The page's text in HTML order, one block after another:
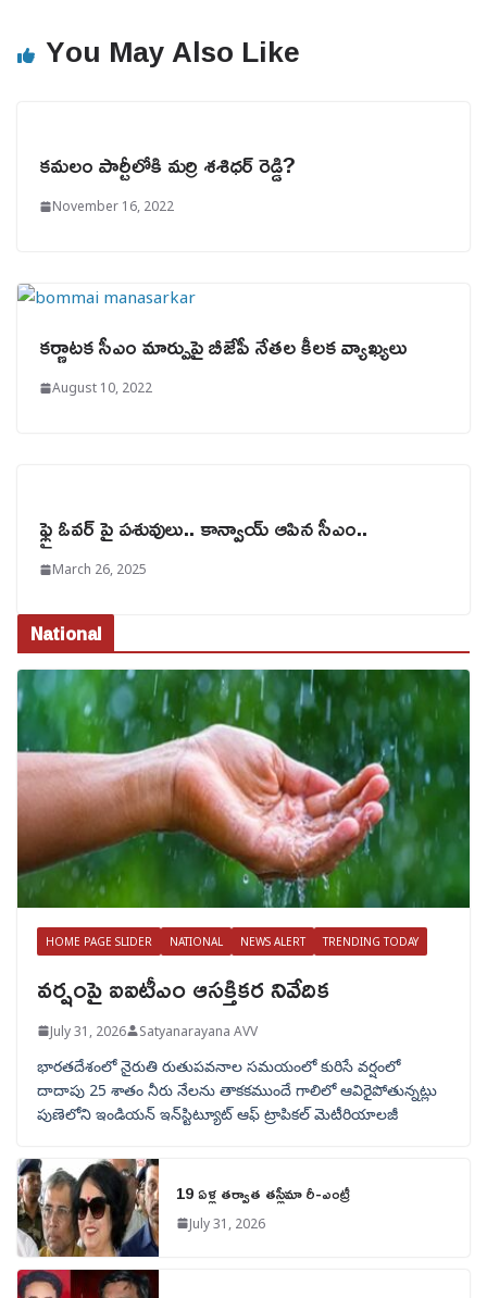
You May Also Like
కమలం పార్టీలోకి మర్రి శశిధర్‌ రెడ్డి?
November 16, 2022
కర్ణాటక సీఎం మార్పుపై బీజేపీ నేతల కీలక వ్యాఖ్యలు
August 10, 2022
ఫ్లై ఓవర్ పై పశువులు.. కాన్వాయ్ ఆపిన సీఎం..
March 26, 2025
National
HOME PAGE SLIDER NATIONAL NEWS ALERT TRENDING TODAY
వర్షంపై ఐఐటీఎం ఆసక్తికర నివేదిక
July 31, 2026 Satyanarayana AVV
భారతదేశంలో నైరుతి రుతుపవనాల సమయంలో కురిసే వర్షంలో
దాదాపు 25 శాతం నీరు నేలను తాకకముందే గాలిలో ఆవిరైపోతున్నట్లు
పుణెలోని ఇండియన్ ఇన్‌స్టిట్యూట్ ఆఫ్ ట్రాపికల్ మెటీరియాలజీ
19 ఏళ్ల తర్వాత తస్లీమా రీ-ఎంట్రీ
July 31, 2026